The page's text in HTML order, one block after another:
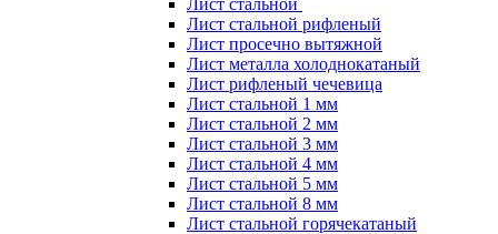
Лист стальной
Лист стальной рифленый
Лист просечно вытяжной
Лист металла холоднокатаный
Лист рифленый чечевица
Лист стальной 1 мм
Лист стальной 2 мм
Лист стальной 3 мм
Лист стальной 4 мм
Лист стальной 5 мм
Лист стальной 8 мм
Лист стальной горячекатаный